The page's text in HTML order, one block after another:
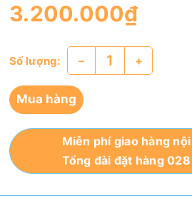
3.200.000₫
Số lượng: – +
Mua hàng
Miễn phí giao hàng
Tổng đài đặt hàng